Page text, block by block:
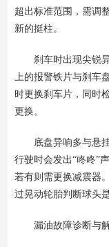
超出标准范围，需调
新的挺柱。
刹车时出现尖锐
上的报警铁片与刹车
时更换刹车片，同时
更换。
底盘异响多与悬
行驶时会发出“咚咚”
若有则需更换减震器
过晃动轮胎判断球头
漏油故障诊断与